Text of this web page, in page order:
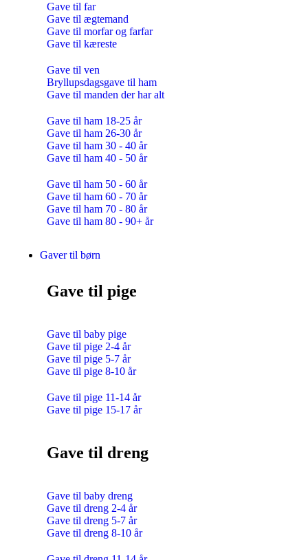
Gave til far
Gave til ægtemand
Gave til morfar og farfar
Gave til kæreste
Gave til ven
Bryllupsdagsgave til ham
Gave til manden der har alt
Gave til ham 18-25 år
Gave til ham 26-30 år
Gave til ham 30 - 40 år
Gave til ham 40 - 50 år
Gave til ham 50 - 60 år
Gave til ham 60 - 70 år
Gave til ham 70 - 80 år
Gave til ham 80 - 90+ år
Gaver til børn
Gave til pige
Gave til baby pige
Gave til pige 2-4 år
Gave til pige 5-7 år
Gave til pige 8-10 år
Gave til pige 11-14 år
Gave til pige 15-17 år
Gave til dreng
Gave til baby dreng
Gave til dreng 2-4 år
Gave til dreng 5-7 år
Gave til dreng 8-10 år